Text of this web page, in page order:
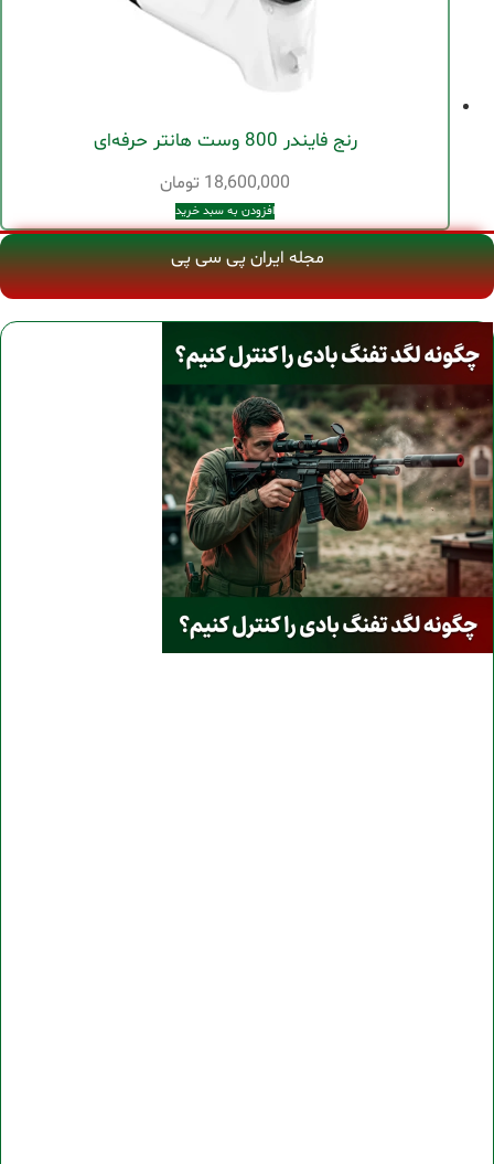
رنج فایندر 800 وست هانتر حرفه‌ای
18,600,000 تومان
افزودن به سبد خرید
مجله ایران پی سی پی